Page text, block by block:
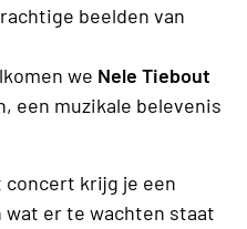
beelden van
we Nele Tiebout
een muzikale belevenis
concert krijg je een
wat er te wachten staat